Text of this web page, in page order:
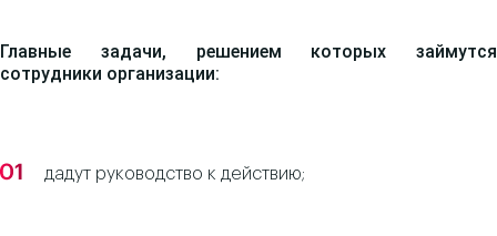
Главные задачи, решением которых займутся
сотрудники организации:
дадут руководство к действию;